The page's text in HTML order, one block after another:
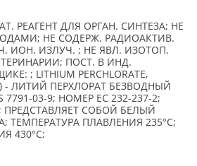
РЕАГЕНТ ДЛЯ ОРГАН. СИНТЕЗА; НЕ
НЕ СОДЕРЖ. РАДИОАКТИВ.
ИОН. ИЗЛУЧ. ; НЕ ЯВЛ. ИЗОТОП.
ПОСТ. В ИНД.
; LITHIUM PERCHLORATE,
- ЛИТИЙ ПЕРХЛОРАТ БЕЗВОДНЫЙ
7791-03-9; НОМЕР ЕС 232-237-2;
ПРЕДСТАВЛЯЕТ СОБОЙ БЕЛЫЙ
ТЕМПЕРАТУРА ПЛАВЛЕНИЯ 235°С;
430°C;